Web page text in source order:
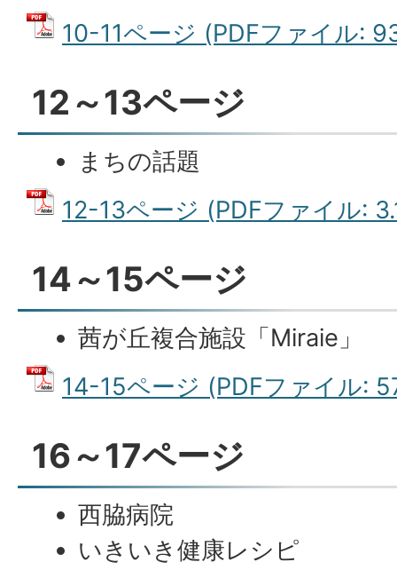
10-11ページ (PDFファイル:
12～13ページ
まちの話題
12-13ページ (PDFファイル:
14～15ページ
茜が丘複合施設「Miraie」
14-15ページ (PDFファイル:
16～17ページ
西脇病院
いきいき健康レシピ